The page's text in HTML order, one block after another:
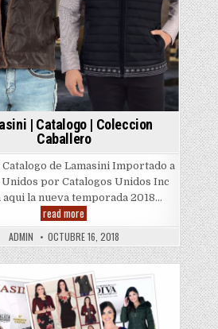
| Catalogo | Coleccion
Caballero
de Lamasini Importado a
Unidos por Catalogos Unidos Inc
aqui la nueva temporada 2018…
read more
|
Catalogo
|
Coleccion
Caballero
ADMIN OCTUBRE 16, 2018